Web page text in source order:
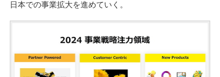
日本での事業拡大を進めていく。